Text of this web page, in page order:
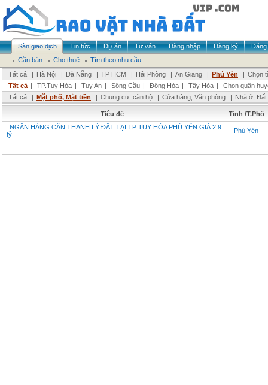
Sàn giao dịch Tin tức Dự án Tư vấn Đăng nhập Đăng ký
Đăng
Cần bán
Cho thuê
Tìm theo nhu cầu
Tất cả
| Hà Nội | Đà Nẵng | TP HCM | Hải Phòng | An Giang | Phú Yên | Chọn
Tất cả | TP.Tuy Hòa | Tuy An | Sông Cầu | Đông Hòa | Tây Hòa |
Chọn quận
Tất cả
| Mặt phố, Mặt tiền | Chung cư ,căn hộ | Cửa hàng, Văn phòng | Nhà ở,
Tiêu đề
Tỉnh /T.Phố
NGÂN HÀNG CẦN THANH LÝ ĐẤT TẠI TP TUY HÒA PHÚ YÊN GIÁ 2.9
tỷ
Phú Yên